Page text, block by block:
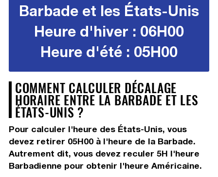
Barbade et les États-Unis
Heure d'hiver : 06H00
Heure d'été : 05H00
COMMENT CALCULER DÉCALAGE
HORAIRE ENTRE LA BARBADE ET LES
ÉTATS-UNIS ?
Pour calculer l'heure des États-Unis, vous
devez retirer 05H00à l'heure de la Barbade.
Autrement dit, vous devez reculer 5H l'heure
Barbadienne pour obtenir l'heure Américaine.